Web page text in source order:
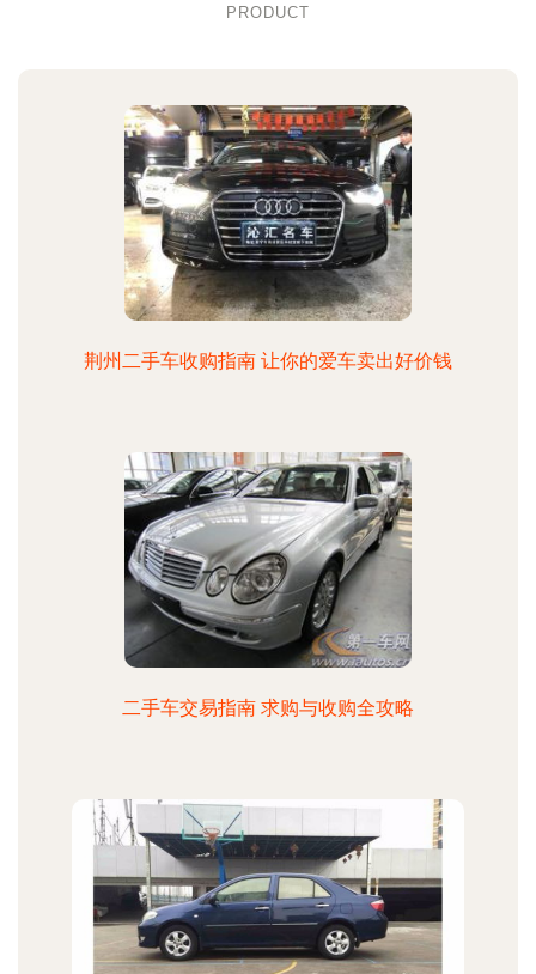
PRODUCT
荆州二手车收购指南 让你的爱车卖出好价钱
二手车交易指南 求购与收购全攻略